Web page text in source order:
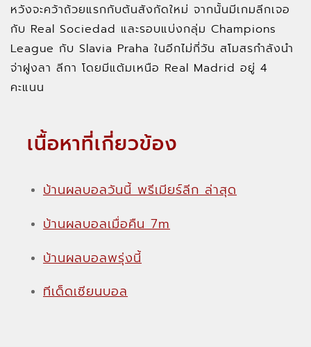
หวังจะคว้าถ้วยแรกกับต้นสังกัดใหม่ จากนั้นมีเกมลีกเจอ
กับ Real Sociedad และรอบแบ่งกลุ่ม Champions
League กับ Slavia Praha ในอีกไม่กี่วัน สโมสรกำลังนำ
จ่าฝูงลา ลีกา โดยมีแต้มเหนือ Real Madrid อยู่ 4
คะแนน
เนื้อหาที่เกี่ยวข้อง
บ้านผลบอลวันนี้ พรีเมียร์ลีก ล่าสุด
บ้านผลบอลเมื่อคืน 7m
บ้านผลบอลพรุ่งนี้
ทีเด็ดเซียนบอล